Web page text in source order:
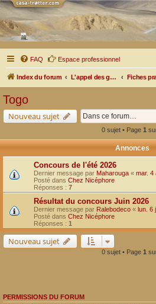
FAQ Espace professionnel
Index du forum L'appel des grands espaces
Togo
Nouveau sujet
0 sujet • Page 1
Annonces
Concours de l'été 2026
Dernier message par Maharouga « mar. 4
Posté dans Chez Nicéphore
Réponses : 7
Résultat du concours Juin 2026
Dernier message par Ralebodeco « lun. 6
Posté dans Chez Nicéphore
Réponses : 1
Nouveau sujet
0 sujet • Page 1
PERMISSIONS DU FORUM